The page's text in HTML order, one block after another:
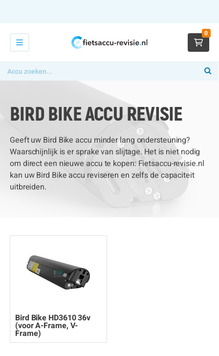
0
BIRD BIKE ACCU REVISIE
Geeft uw Bird Bike accu minder lang ondersteuning?
Waarschijnlijk is er sprake van slijtage. Het is niet nodig
om direct een nieuwe accu te kopen: Fietsaccu-revisie.nl
kan uw Bird Bike accu reviseren en zelfs de capaciteit
uitbreiden.
Bird Bike HD3610 36v
(voor A-Frame, V-
Frame)